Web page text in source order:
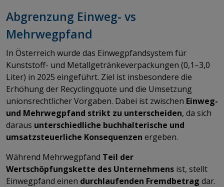
Abgrenzung Einweg- vs
Mehrwegpfand
In Österreich wurde das Einwegpfandsystem für
Kunststoff- und Metallgetränkeverpackungen (0,1–3,0
Liter) in 2025 eingeführt. Ziel ist insbesondere die
Erhöhung der Recyclingquote und die Umsetzung
unionsrechtlicher Vorgaben. Dabei ist zwischen Einweg-
und Mehrwegpfand strikt zu unterscheiden, da sich
daraus unterschiedliche buchhalterische und
umsatzsteuerliche Konsequenzen ergeben.
Während Mehrwegpfand Teil der
Wertschöpfungskette des Unternehmens ist, stellt
Einwegpfand einen durchlaufenden Fremdbetrag dar.